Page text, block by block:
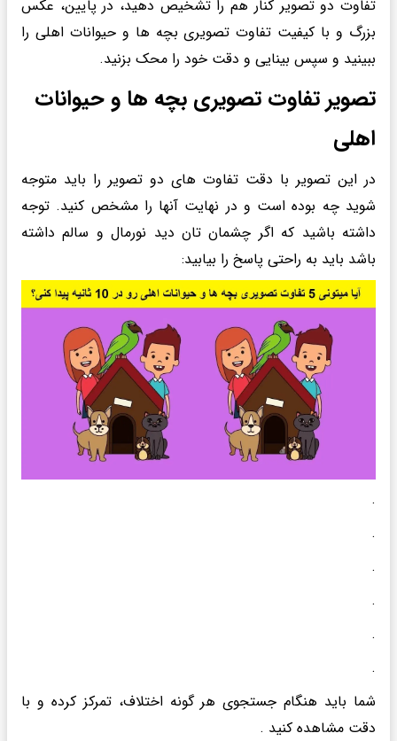
تفاوت دو تصویر کنار هم را تشخیص دهید، در پایین، عکس
بزرگ و با کیفیت تفاوت تصویری بچه ها و حیوانات اهلی را
ببینید و سپس بینایی و دقت خود را محک بزنید.
تصویر تفاوت تصویری بچه ها و حیوانات
اهلی
در این تصویر با دقت تفاوت های دو تصویر را باید متوجه
شوید چه بوده است و در نهایت آنها را مشخص کنید. توجه
داشته باشید که اگر چشمان تان دید نورمال و سالم داشته
باشد باید به راحتی پاسخ را بیابید:
.
.
.
.
.
.
شما باید هنگام جستجوی هر گونه اختلاف، تمرکز کرده و با
دقت مشاهده کنید .